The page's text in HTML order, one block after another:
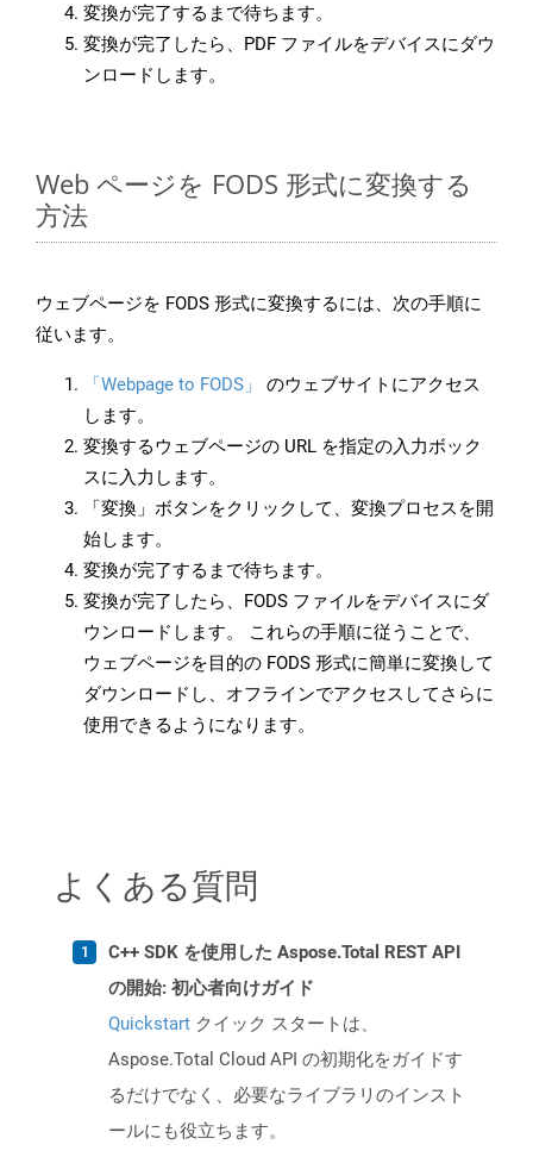
変換が完了するまで待ちます。
変換が完了したら、PDF ファイルをデバイスにダウ
ンロードします。
Web ページを FODS 形式に変換する
方法
ウェブページを FODS 形式に変換するには、次の手順に
従います。
「Webpage to FODS」
のウェブサイトにアクセス
します。
変換するウェブページの URL を指定の入力ボック
スに入力します。
「変換」ボタンをクリックして、変換プロセスを開
始します。
変換が完了するまで待ちます。
変換が完了したら、FODS ファイルをデバイスにダ
ウンロードします。 これらの手順に従うことで、
ウェブページを目的の FODS 形式に簡単に変換して
ダウンロードし、オフラインでアクセスしてさらに
使用できるようになります。
よくある質問
C++ SDK を使用した Aspose.Total REST API
の開始: 初心者向けガイド
Quickstart クイック スタートは、
Aspose.Total Cloud API の初期化をガイドす
るだけでなく、必要なライブラリのインスト
ールにも役立ちます。